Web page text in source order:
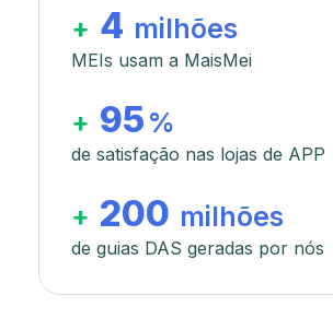
+ 4 milhões
MEIs usam a MaisMei
+ 95 %
de satisfação nas lojas de APP
+ 200 milhões
de guias DAS geradas por nós